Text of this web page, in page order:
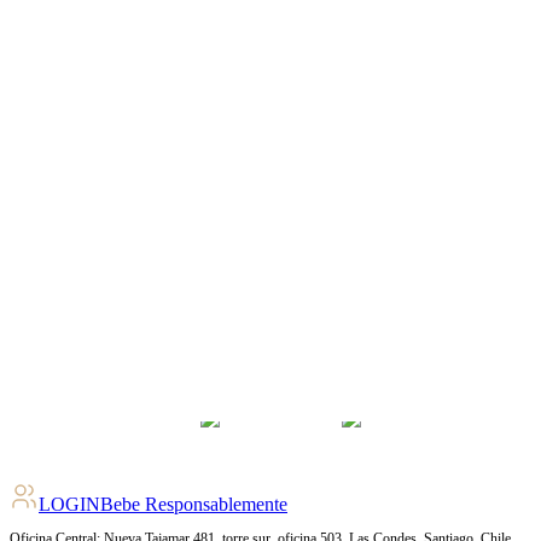
LOGINBebe Responsablemente